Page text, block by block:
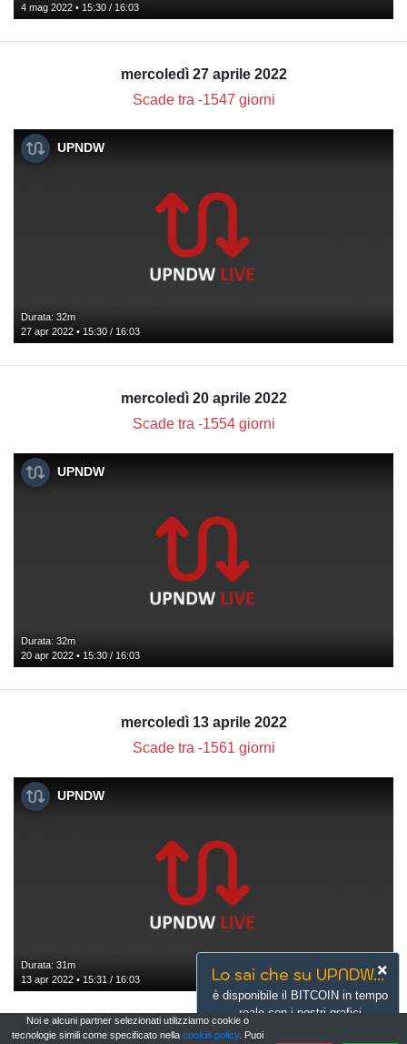
4 mag 2022 • 15:30 / 16:03
mercoledì 27 aprile 2022
Scade tra -1547 giorni
UPNDW
Durata: 32m
27 apr 2022 • 15:30 / 16:03
mercoledì 20 aprile 2022
Scade tra -1554 giorni
UPNDW
Durata: 32m
20 apr 2022 • 15:30 / 16:03
mercoledì 13 aprile 2022
Scade tra -1561 giorni
UPNDW
Durata: 31m
13 apr 2022 • 15:31 / 16:03
Lo sai che su UPNDW...
è disponibile il BITCOIN in tempo
reale con i nostri grafici
Noi e alcuni partner selezionati utilizziamo cookie o
tecnologie simili come specificato nella cookie policy. Puoi